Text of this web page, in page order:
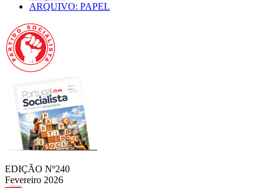
ARQUIVO: PAPEL
EDIÇÃO Nº240
Fevereiro 2026